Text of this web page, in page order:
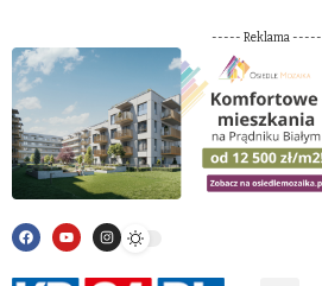
----- Reklama -----